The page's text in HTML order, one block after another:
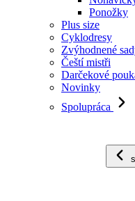
Ponožky
Plus size
Cyklodresy
Zvýhodnené
Čeští mistři
Darčekové
Novinky
Spolupráca